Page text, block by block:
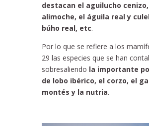
destacan el aguilucho
alimoche, el águila real y
búho real, etc.
Por lo que se refiere a los
29 las especies que se han
sobresaliendo la importante
de lobo ibérico, el corzo, el
montés y la nutria.